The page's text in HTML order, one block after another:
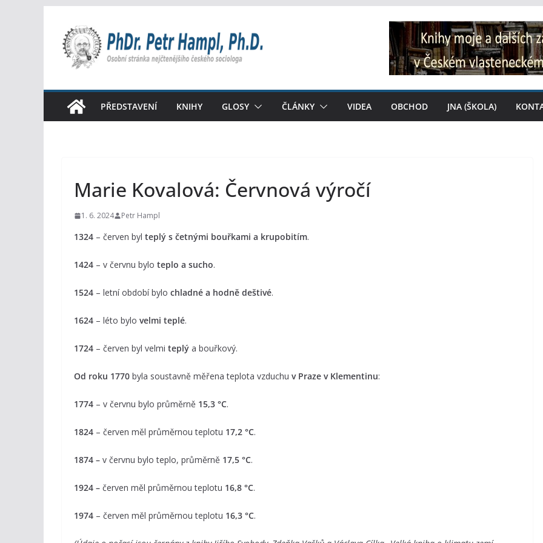
obsah
PŘEDSTAVENÍ KNIHY GLOSY ČLÁNKY VIDEA OBCHOD JNA (ŠKOLA)
Marie Kovalová: Červnová výročí
1. 6. 2024 Petr Hampl
1324 – červen byl teplý s četnými bouřkami a krupobitím.
1424 – v červnu bylo teplo a sucho.
1524 – letní období bylo chladné a hodně deštivé.
1624 – léto bylo velmi teplé.
1724 – červen byl velmi teplý a bouřkový.
Od roku 1770 byla soustavně měřena teplota vzduchu v Praze v Klementinu:
1774 – v červnu bylo průměrně 15,3 °C.
1824 – červen měl průměrnou teplotu 17,2 °C.
1874 – v červnu bylo teplo, průměrně 17,5 °C.
1924 – červen měl průměrnou teplotu 16,8 °C.
1974 – červen měl průměrnou teplotu 16,3 °C.